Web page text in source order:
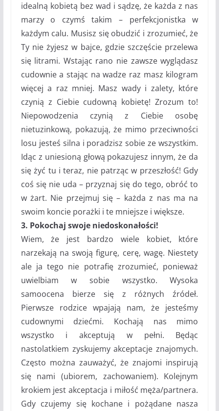
idealną kobietą bez wad i sądzę, że każda z nas
marzy o czymś takim – perfekcjonistka w
każdym calu. Musisz się obudzić i zrozumieć, że
Ty nie żyjesz w bajce, gdzie szczęście przelewa
się litrami. Wstając rano nie zawsze wyglądasz
cudownie a stając na wadze raz masz kilogram
więcej a raz mniej. Masz wady i zalety, które
czynią z Ciebie cudowną kobietę! Zrozum to!
Niepowodzenia czynią z Ciebie osobę
nietuzinkową, pokazują, że mimo przeciwności
losu jesteś silna i poradzisz sobie ze wszystkim.
Idąc z uniesioną głową pokazujesz innym, że da
się żyć tu i teraz, nie patrząc w przeszłość! Gdy
coś się nie uda – przyznaj się do tego, obróć to
w żart. Nie przejmuj się – każda z nas ma na
swoim koncie porażki i te mniejsze i większe.
3. Pokochaj swoje niedoskonałości!
Wiem, że jest bardzo wiele kobiet, które
narzekają na swoją figurę, cerę, wagę. Niestety
ale ja tego nie potrafię zrozumieć, ponieważ
uwielbiam w sobie wszystko. Wysoka
samoocena bierze się z różnych źródeł.
Pierwsze rodzice wpajają nam, że jesteśmy
cudownymi dziećmi. Kochają nas mimo
wszystko i akceptują w pełni. Będąc
nastolatkiem zyskujemy akceptacje znajomych.
Często można zauważyć, że znajomi inspirują
się nami (ubiorem, zachowaniem). Kolejnym
krokiem jest akceptacja i miłość męża/partnera.
Gdy czujemy się kochane i pożądane nasza